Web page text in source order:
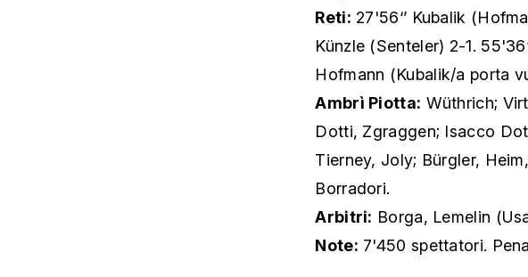
Reti: 27'56‘’ Kubalik
Künzle (Senteler) 2-1.
Hofmann (Kubalik/a porta
Ambrì Piotta: Wüthrich;
Dotti, Zgraggen; Isacco
Tierney, Joly; Bürgler,
Borradori.
Arbitri: Borga, Lemelin
Note: 7'450 spettatori.